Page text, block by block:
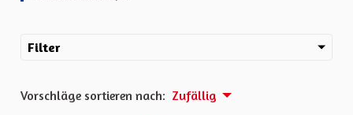
Filter
Vorschläge sortieren nach: Zufällig